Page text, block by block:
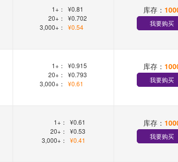
1+：
¥0.81
20+：
¥0.702
3,000+：
¥0.54
库存：
我要购买
1+：
¥0.915
20+：
¥0.793
3,000+：
¥0.61
库存：
我要购买
1+：
¥0.61
20+：
¥0.53
3,000+：
¥0.41
库存：
我要购买